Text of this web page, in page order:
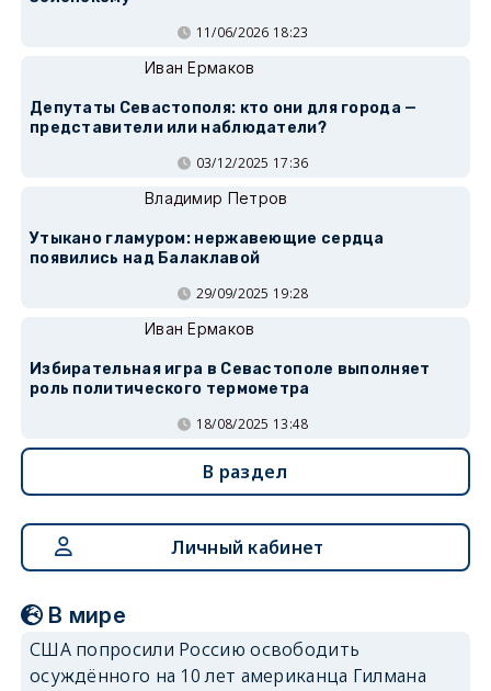
11/06/2026 18:23
Иван Ермаков
Депутаты Севастополя: кто они для города —
представители или наблюдатели?
03/12/2025 17:36
Владимир Петров
Утыкано гламуром: нержавеющие сердца
появились над Балаклавой
29/09/2025 19:28
Иван Ермаков
Избирательная игра в Севастополе выполняет
роль политического термометра
18/08/2025 13:48
В раздел
Личный кабинет
В мире
США попросили Россию освободить
осуждённого на 10 лет американца Гилмана